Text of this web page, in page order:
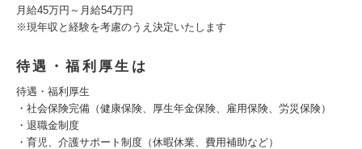
月給45万円～月給54万円
※現年収と経験を考慮のうえ決定いたします
待遇・福利厚生は
待遇・福利厚生
・社会保険完備（健康保険、厚生年金保険、雇用保険、労災保険）
・退職金制度
・育児、介護サポート制度（休暇休業、費用補助など）